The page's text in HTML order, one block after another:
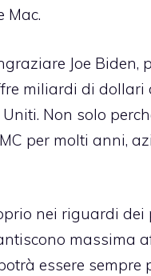
Mac.
Joe
miliardi di
Non solo
per molti anni,
nei riguardi dei
massima
essere